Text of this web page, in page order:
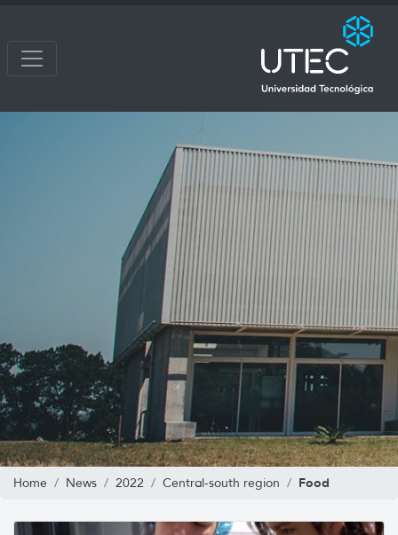
Home News 2022 Central-south region Food